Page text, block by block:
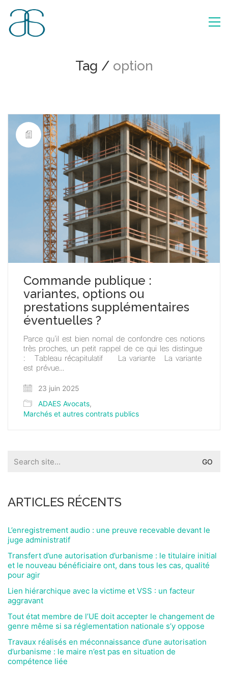
Tag / option
Commande publique :
variantes, options ou
prestations supplémentaires
éventuelles ?
Parce qu’il est bien nomal de confondre ces notions
très proches, un petit rappel de ce qui les distingue
: Tableau récapitulatif La variante La variante
est prévue…
23 juin 2025
ADAES Avocats,
Marchés et autres contrats publics
for:
ARTICLES RÉCENTS
L’enregistrement audio : une preuve recevable devant le
juge administratif
Transfert d’une autorisation d’urbanisme : le titulaire initial
et le nouveau bénéficiaire ont, dans tous les cas, qualité
pour agir
Lien hiérarchique avec la victime et VSS : un facteur
aggravant
Tout état membre de l’UE doit accepter le changement de
genre même si sa réglementation nationale s’y oppose
Travaux réalisés en méconnaissance d’une autorisation
d’urbanisme : le maire n’est pas en situation de
compétence liée